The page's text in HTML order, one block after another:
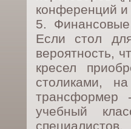
конференций и
5. Финансовые
Если стол
вероятность,
кресел
столиками,
трансформер
учебный
специалистов.